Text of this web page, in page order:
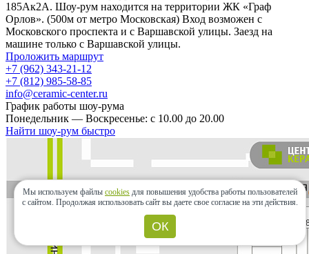
185Ак2А. Шоу-рум находится на территории ЖК «Граф
Орлов». (500м от метро Московская) Вход возможен с
Московского проспекта и с Варшавской улицы. Заезд на
машине только с Варшавской улицы.
Проложить маршрут
+7 (962) 343-21-12
+7 (812) 985-58-85
info@ceramic-center.ru
График работы шоу-рума
Понедельник — Воскресенье: с 10.00 до 20.00
Найти шоу-рум быстро
Мы используем файлы cookies для повышения удобства работы пользователей
с сайтом. Продолжая использовать сайт вы даете свое согласие на эти действия.
ОК